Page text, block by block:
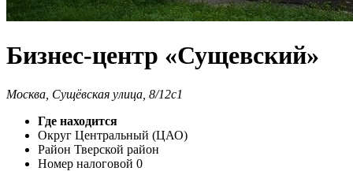
Бизнес-центр «Сущевский»
Москва, Сущёвская улица, 8/12с1
Где находится
Округ Центральный (ЦАО)
Район Тверской район
Номер налоговой 0